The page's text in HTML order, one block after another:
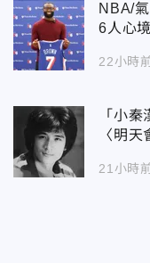
NBA/
6人心
22小時
「小
〈明
21小時